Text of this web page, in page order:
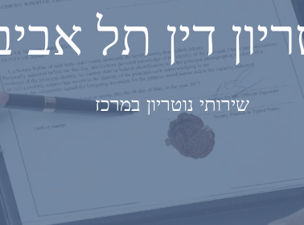
דין תל
שירותי נוטריון במרכז